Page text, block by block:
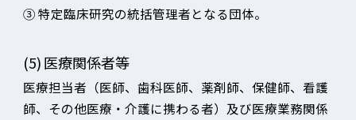
③特定臨床研究の統括管理者となる団体。
(5)医療関係者等
医療担当者（医師、歯科医師、薬剤師、保健師、看護
師、その他医療・介護に携わる者）及び医療業務関係